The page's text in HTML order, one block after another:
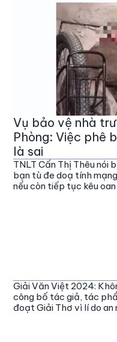
Vụ bảo vệ nhà
Phòng: Việc phê
là sai
TNLT Cấn Thị Thêu nói
bạn tù đe doạ tính mạng
nếu còn tiếp tục kêu oan
Giải Văn Việt 2024:
công bố tác giả, tác
đoạt Giải Thơ vì lí do an